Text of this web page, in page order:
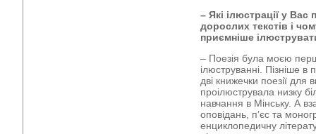
– Які ілюстрації у
дорослих текстів і
приємніше
– Поезія була моєю
ілюструванні. Пізніше в
дві книжечки поезії для
проілюструвала низку
навчання в Мінську. А
оповідань, п’єс та
енциклопедичну